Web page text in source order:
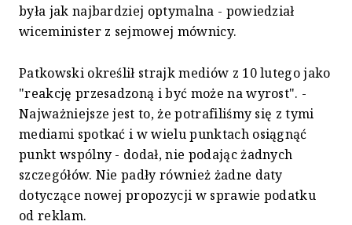
była jak najbardziej optymalna - powiedział
wiceminister z sejmowej mównicy.
Patkowski określił strajk mediów z 10 lutego jako
"reakcję przesadzoną i być może na wyrost". -
Najważniejsze jest to, że potrafiliśmy się z tymi
mediami spotkać i w wielu punktach osiągnąć
punkt wspólny - dodał, nie podając żadnych
szczegółów. Nie padły również żadne daty
dotyczące nowej propozycji w sprawie podatku
od reklam.